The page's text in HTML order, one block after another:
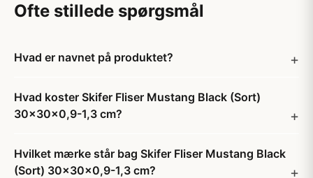
Ofte stillede spørgsmål
Hvad er navnet på produktet?
Hvad koster Skifer Fliser Mustang Black (Sort)
30x30x0,9-1,3 cm?
Hvilket mærke står bag Skifer Fliser Mustang Black
(Sort) 30x30x0,9-1,3 cm?